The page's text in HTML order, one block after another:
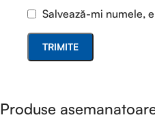
Salvează-mi numele,
Produse